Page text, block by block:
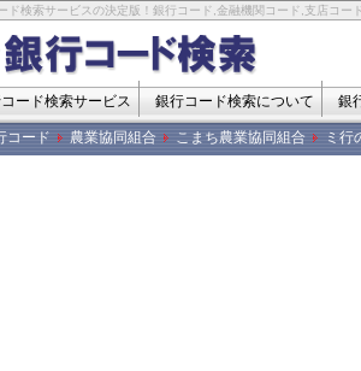
ド検索サービスの決定版！銀行コード,金融機関コード,支店コー
ード検索サービス 銀行コード検索について 銀
コード 農業協同組合 こまち農業協同組合 ミ行